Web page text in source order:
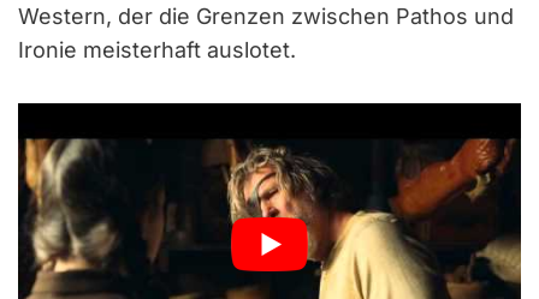
Western, der die Grenzen zwischen Pathos und
Ironie meisterhaft auslotet.